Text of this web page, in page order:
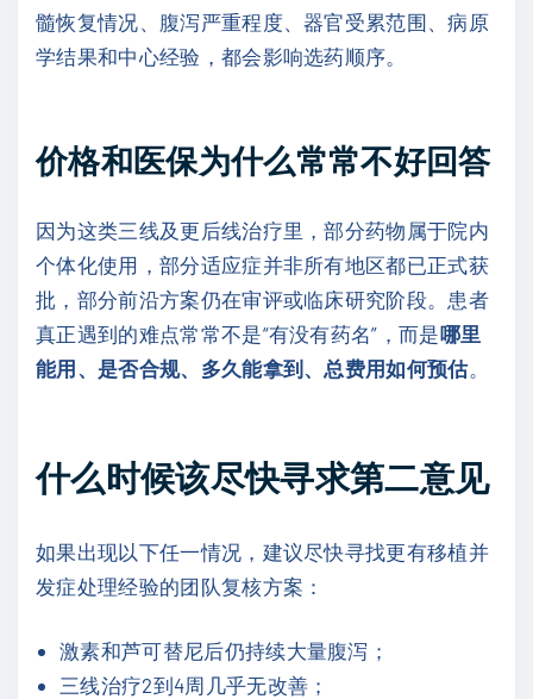
髓恢复情况、腹泻严重程度、器官受累范围、病原
学结果和中心经验，都会影响选药顺序。
价格和医保为什么常常不好回答
因为这类三线及更后线治疗里，部分药物属于院内
个体化使用，部分适应症并非所有地区都已正式获
批，部分前沿方案仍在审评或临床研究阶段。患者
真正遇到的难点常常不是“有没有药名”，而是哪里
能用、是否合规、多久能拿到、总费用如何预估。
什么时候该尽快寻求第二意见
如果出现以下任一情况，建议尽快寻找更有移植并
发症处理经验的团队复核方案：
激素和芦可替尼后仍持续大量腹泻；
三线治疗2到4周几乎无改善；